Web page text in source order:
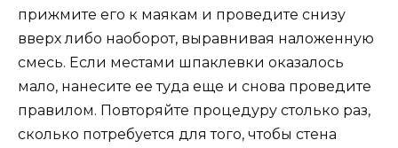
прижмите его к маякам и проведите снизу
вверх либо наоборот, выравнивая наложенную
смесь. Если местами шпаклевки оказалось
мало, нанесите ее туда еще и снова проведите
правилом. Повторяйте процедуру столько раз,
сколько потребуется для того, чтобы стена